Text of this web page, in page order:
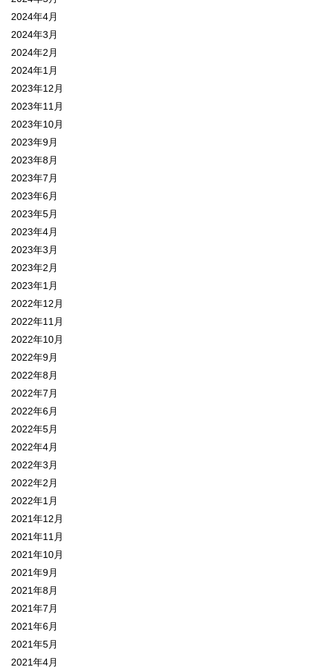
2024年4月
2024年3月
2024年2月
2024年1月
2023年12月
2023年11月
2023年10月
2023年9月
2023年8月
2023年7月
2023年6月
2023年5月
2023年4月
2023年3月
2023年2月
2023年1月
2022年12月
2022年11月
2022年10月
2022年9月
2022年8月
2022年7月
2022年6月
2022年5月
2022年4月
2022年3月
2022年2月
2022年1月
2021年12月
2021年11月
2021年10月
2021年9月
2021年8月
2021年7月
2021年6月
2021年5月
2021年4月